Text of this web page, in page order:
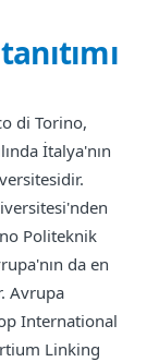
tanıtımı
di Torino,
İtalya'nın
Politeknik
da en
Avrupa
International
Linking